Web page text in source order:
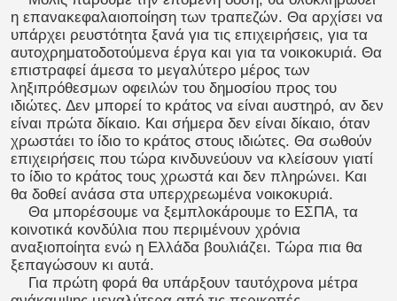
η επανακεφαλαιοποίηση των τραπεζών. Θα αρχίσει να
υπάρχει ρευστότητα ξανά για τις επιχειρήσεις, για τα
αυτοχρηματοδοτούμενα έργα και για τα νοικοκυριά. Θα
επιστραφεί άμεσα το μεγαλύτερο μέρος των
ληξιπρόθεσμων οφειλών του δημοσίου προς του
ιδιώτες. Δεν μπορεί το κράτος να είναι αυστηρό, αν δεν
είναι πρώτα δίκαιο. Και σήμερα δεν είναι δίκαιο, όταν
χρωστάει το ίδιο το κράτος στους ιδιώτες. Θα σωθούν
επιχειρήσεις που τώρα κινδυνεύουν να κλείσουν γιατί
το ίδιο το κράτος τους χρωστά και δεν πληρώνει. Και
θα δοθεί ανάσα στα υπερχρεωμένα νοικοκυριά.
Θα μπορέσουμε να ξεμπλοκάρουμε το ΕΣΠΑ, τα
κοινοτικά κονδύλια που περιμένουν χρόνια
αναξιοποίητα ενώ η Ελλάδα βουλιάζει. Τώρα πια θα
ξεπαγώσουν κι αυτά.
Για πρώτη φορά θα υπάρξουν ταυτόχρονα μέτρα